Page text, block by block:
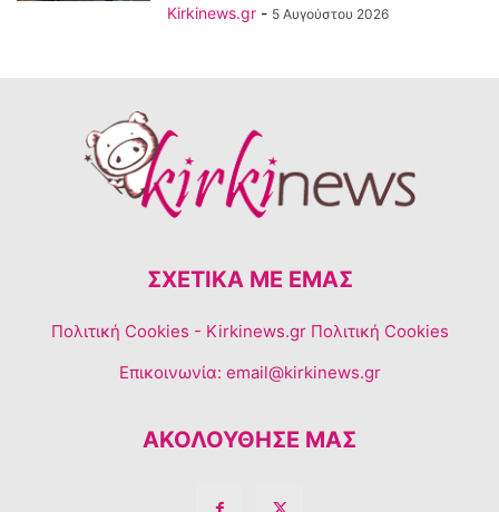
Kirkinews.gr - 5 Αυγούστου 2026
ΣΧΕΤΙΚΆ ΜΕ ΕΜΆΣ
Πολιτική Cookies - Kirkinews.gr Πολιτική Cookies
Επικοινωνία: email@kirkinews.gr
ΑΚΟΛΟΥΘΗΣΕ ΜΑΣ